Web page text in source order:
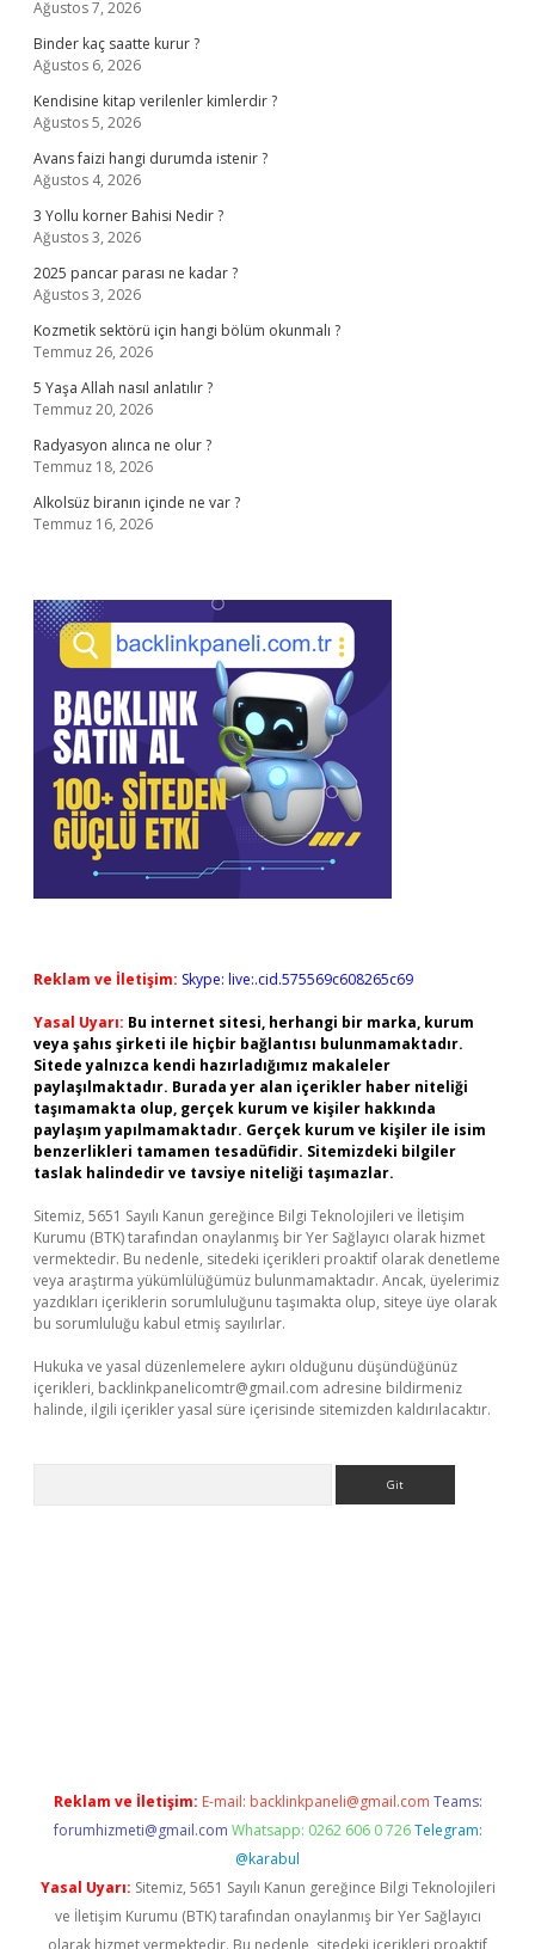
Ağustos 7, 2026
Binder kaç saatte kurur ?
Ağustos 6, 2026
Kendisine kitap verilenler kimlerdir ?
Ağustos 5, 2026
Avans faizi hangi durumda istenir ?
Ağustos 4, 2026
3 Yollu korner Bahisi Nedir ?
Ağustos 3, 2026
2025 pancar parası ne kadar ?
Ağustos 3, 2026
Kozmetik sektörü için hangi bölüm okunmalı ?
Temmuz 26, 2026
5 Yaşa Allah nasıl anlatılır ?
Temmuz 20, 2026
Radyasyon alınca ne olur ?
Temmuz 18, 2026
Alkolsüz biranın içinde ne var ?
Temmuz 16, 2026
Reklam ve İletişim: Skype: live:.cid.575569c608265c69
Yasal Uyarı: Bu internet sitesi, herhangi bir marka, kurum
veya şahıs şirketi ile hiçbir bağlantısı bulunmamaktadır.
Sitede yalnızca kendi hazırladığımız makaleler
paylaşılmaktadır. Burada yer alan içerikler haber niteliği
taşımamakta olup, gerçek kurum ve kişiler hakkında
paylaşım yapılmamaktadır. Gerçek kurum ve kişiler ile isim
benzerlikleri tamamen tesadüfidir. Sitemizdeki bilgiler
taslak halindedir ve tavsiye niteliği taşımazlar.
Sitemiz, 5651 Sayılı Kanun gereğince Bilgi Teknolojileri ve İletişim
Kurumu (BTK) tarafından onaylanmış bir Yer Sağlayıcı olarak hizmet
vermektedir. Bu nedenle, sitedeki içerikleri proaktif olarak denetleme
veya araştırma yükümlülüğümüz bulunmamaktadır. Ancak, üyelerimiz
yazdıkları içeriklerin sorumluluğunu taşımakta olup, siteye üye olarak
bu sorumluluğu kabul etmiş sayılırlar.
Hukuka ve yasal düzenlemelere aykırı olduğunu düşündüğünüz
içerikleri, backlinkpanelicomtr@gmail.com adresine bildirmeniz
halinde, ilgili içerikler yasal süre içerisinde sitemizden kaldırılacaktır.
Reklam ve İletişim: E-mail: backlinkpaneli@gmail.com Teams:
forumhizmeti@gmail.com Whatsapp: 0262 606 0 726 Telegram:
@karabul
Yasal Uyarı: Sitemiz, 5651 Sayılı Kanun gereğince Bilgi Teknolojileri
ve İletişim Kurumu (BTK) tarafından onaylanmış bir Yer Sağlayıcı
olarak hizmet vermektedir. Bu nedenle, sitedeki içerikleri proaktif